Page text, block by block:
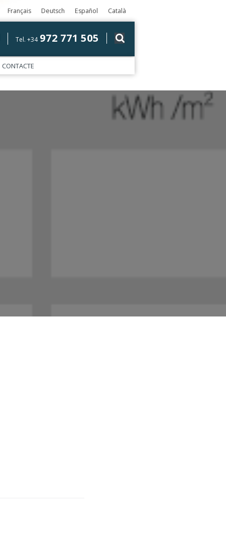
Français Deutsch Español Català
Tel. +34 972 771 505
CONTACTE